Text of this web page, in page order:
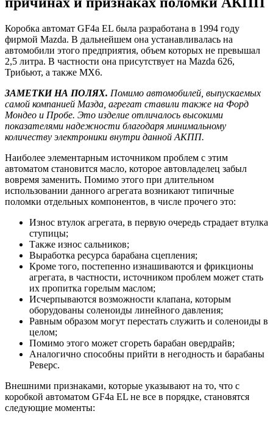
Коробка автомат GF4a EL была разработана в 1994 году
фирмой Mazda. В дальнейшем она устанавливалась на
автомобили этого предприятия, объем которых не превышал
2,5 литра. В частности она присутствует на Mazda 626,
Трибьют, а также MX6.
ЗАМЕТКИ НА ПОЛЯХ. Помимо автомобилей, выпускаемых
самой компанией Мазда, агрегат ставили также на Форд
Мондео и Пробе. Это изделие отличалось высокими
показателями надежности благодаря минимальному
количеству электроники внутри данной АКПП.
Наиболее элементарным источником проблем с этим
автоматом становится масло, которое автовладелец забыл
вовремя заменить. Помимо этого при длительном
использовании данного агрегата возникают типичные
поломки отдельных компонентов, в числе прочего это:
Износ втулок агрегата, в первую очередь страдает втулка
ступицы;
Также износ сальников;
Выработка ресурса барабана сцепления;
Кроме того, постепенно изнашиваются и фрикционы
агрегата, в частности, источником проблем может стать
их пропитка горелым маслом;
Исчерпываются возможности клапана, которым
оборудованы соленоиды линейного давления;
Равным образом могут перестать служить и соленоиды в
целом;
Помимо этого может сгореть барабан овердрайв;
Аналогично способны прийти в негодность и барабаны
Реверс.
Внешними признаками, которые указывают на то, что с
коробкой автоматом GF4a EL не все в порядке, становятся
следующие моменты: